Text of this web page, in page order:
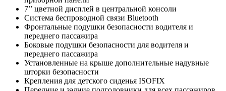
7’’ цветной дисплей в центральной консоли
Система беспроводной связи Bluetooth
Фронтальные подушки безопасности водителя и
переднего пассажира
Боковые подушки безопасности для водителя и
переднего пассажира
Установленные на крыше дополнительные надувные
шторки безопасности
Крепления для детского сиденья ISOFIX